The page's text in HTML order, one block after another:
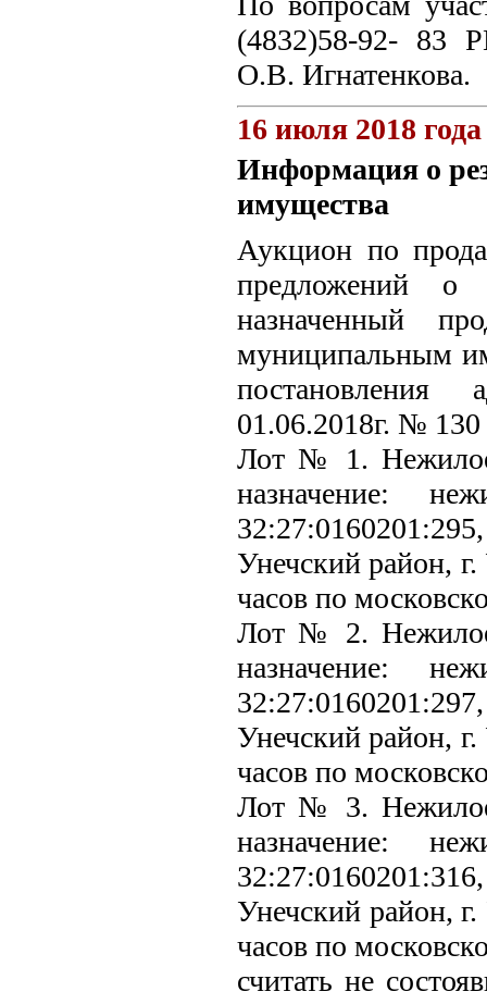
(4832)58-92- 83
О.В. Игнатенкова.
16 июля 2018 года
Информация о
имущества
Аукцион по
предложений
назначенный
муниципальным
постановления
01.06.2018г. №
Лот № 1.
назначение:
Унечский район,
часов по
Лот № 2.
назначение:
Унечский район,
часов по
Лот № 3.
назначение:
Унечский район,
часов по
считать не